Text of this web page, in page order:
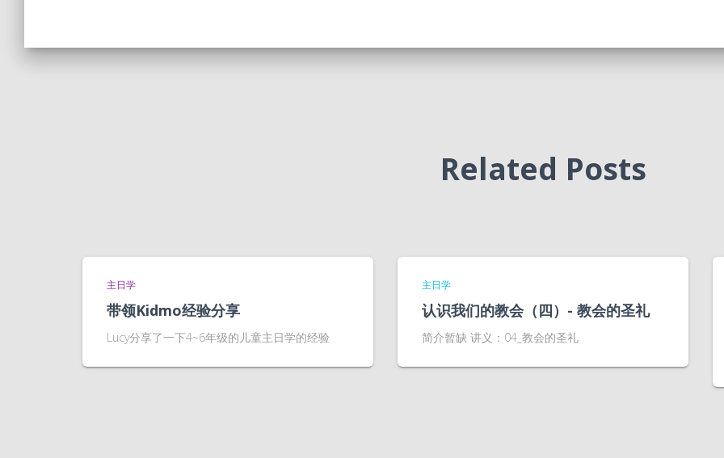
Related Posts
主日学
带领Kidmo经验分享
Lucy分享了一下4~6年级的儿童主日学的经验
主日学
认识我们的教会（四）- 教会的圣礼
简介暂缺 讲义：04_教会的圣礼